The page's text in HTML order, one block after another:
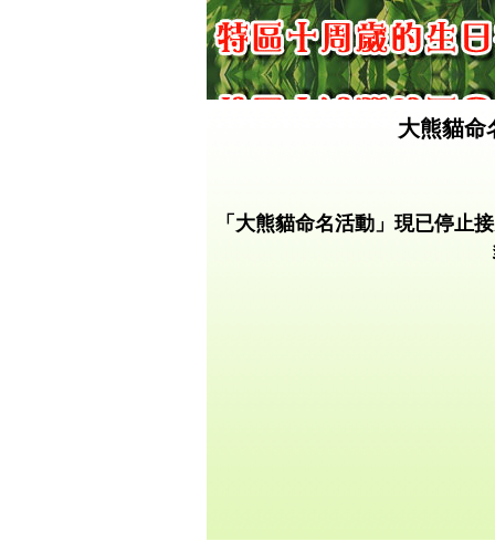
大熊貓命
「大熊貓命名活動」現已停止